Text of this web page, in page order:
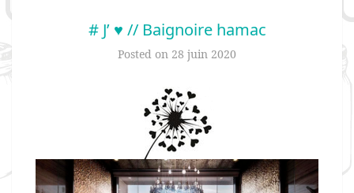
# J’ ♥ // Baignoire hamac
Posted on 28 juin 2020